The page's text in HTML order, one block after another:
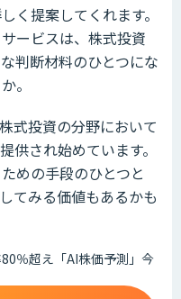
く提案してくれます。
ービスは、株式投資
判断材料のひとつにな
。
式投資の分野において
供され始めています。
めの手段のひとつと
てみる価値もあるかも
％超え「AI株価予測」今